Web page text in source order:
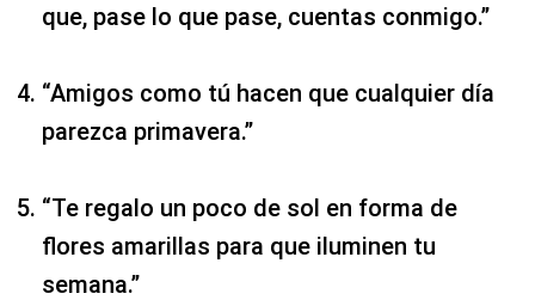
que, pase lo que pase, cuentas conmigo.”
“Amigos como tú hacen que cualquier día
parezca primavera.”
“Te regalo un poco de sol en forma de
flores amarillas para que iluminen tu
semana.”